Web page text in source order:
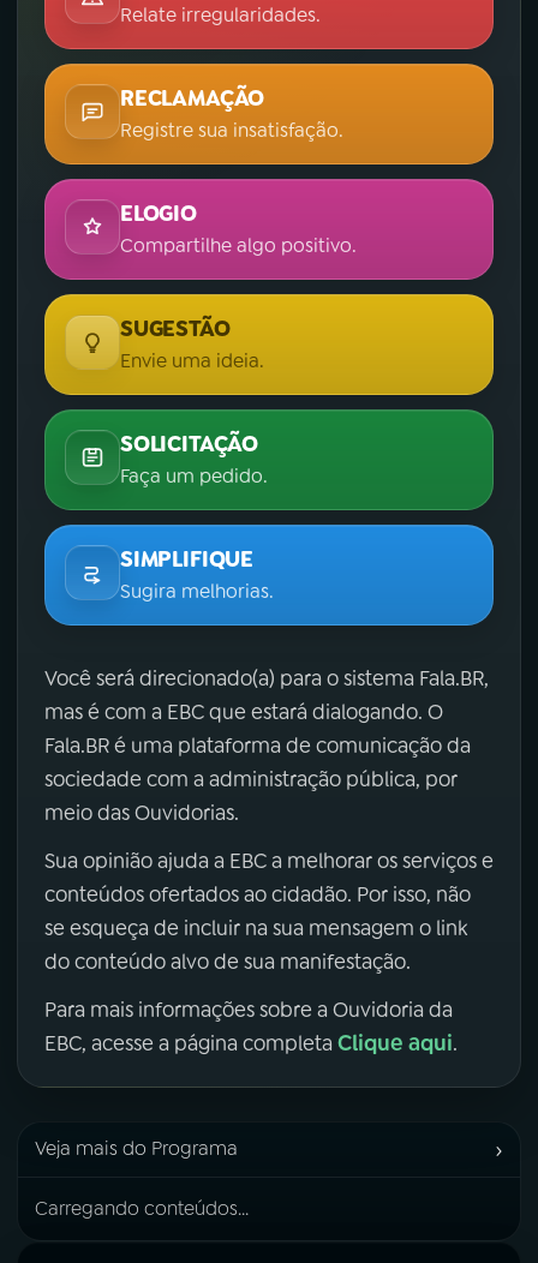
Relate irregularidades.
RECLAMAÇÃO
Registre sua insatisfação.
ELOGIO
Compartilhe algo positivo.
SUGESTÃO
Envie uma ideia.
SOLICITAÇÃO
Faça um pedido.
SIMPLIFIQUE
Sugira melhorias.
Você será direcionado(a) para o sistema Fala.BR,
mas é com a EBC que estará dialogando. O
Fala.BR é uma plataforma de comunicação da
sociedade com a administração pública, por
meio das Ouvidorias.
Sua opinião ajuda a EBC a melhorar os serviços e
conteúdos ofertados ao cidadão. Por isso, não
se esqueça de incluir na sua mensagem o link
do conteúdo alvo de sua manifestação.
Para mais informações sobre a Ouvidoria da
EBC, acesse a página completa Clique aqui.
Veja mais do Programa ›
Carregando conteúdos...